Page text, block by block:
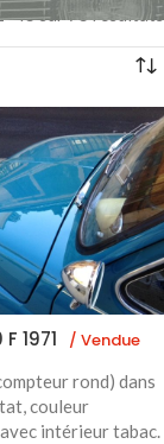
sur 75 résultats
1971 / Vendue
rond) dans
couleur
intérieur tabac.